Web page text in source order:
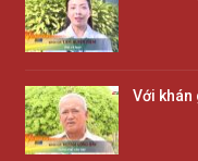
Với khán